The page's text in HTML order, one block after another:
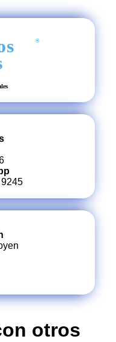
otros